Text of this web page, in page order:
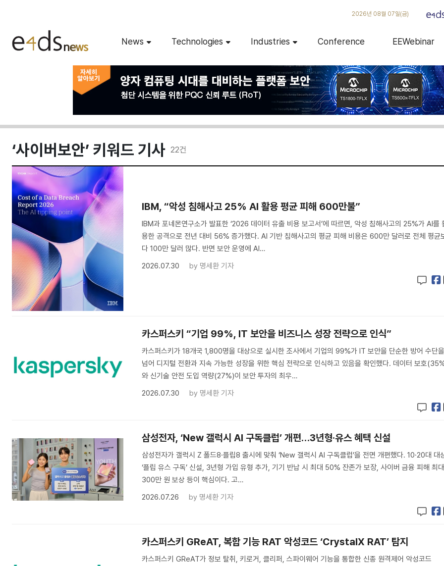
2026년 08월 07일(금)
News Technologies Industries Conference EEWebinar
‘사이버보안’ 키워드 기사 22건
IBM, “악성 침해사고 25% AI 활용 평균 피해 600만불”
IBM과 포네몬연구소가 발표한 ‘2026 데이터 유출 비용 보고서’에 따르면, 악성 침해사고의 25%가 AI를
용한 공격으로 전년 대비 56% 증가했다. AI 기반 침해사고의 평균 피해 비용은 600만 달러로 전체 평균
다 100만 달러 많다. 반면 보안 운영에 AI…
2026.07.30
by 명세환 기자
카스퍼스키 “기업 99%, IT 보안을 비즈니스 성장 전략으로 인식”
카스퍼스키가 18개국 1,800명을 대상으로 실시한 조사에서 기업의 99%가 IT 보안을 단순한 방어 수단을
넘어 디지털 전환과 지속 가능한 성장을 위한 핵심 전략으로 인식하고 있음을 확인했다. 데이터 보호
와 신기술 안전 도입 역량(27%)이 보안 투자의 최우…
2026.07.30
by 명세환 기자
삼성전자, ‘New 갤럭시 AI 구독클럽’ 개편…3년형·유스 혜택 신설
삼성전자가 갤럭시 Z 폴드8·플립8 출시에 맞춰 ‘New 갤럭시 AI 구독클럽’을 전면 개편했다. 10·20대 대
‘플립 유스 구독’ 신설, 3년형 가입 유형 추가, 기기 반납 시 최대 50% 잔존가 보장, 사이버 금융 피해 최대
300만 원 보상 등이 핵심이다. 고…
2026.07.26
by 명세환 기자
카스퍼스키 GReAT, 복합 기능 RAT 악성코드 ‘CrystalX RAT’ 탐지
카스퍼스키 GReAT가 정보 탈취, 키로거, 클리퍼, 스파이웨어 기능을 통합한 신종 원격제어 악성코드